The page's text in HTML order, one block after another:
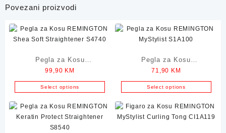
Povezani proizvodi
Pegla za Kosu
REMINGTON Shea Soft
Straightener S4740
99,90 KM
Select options
Pegla za Kosu
REMINGTON Ceramic
Straight 215
71,90 KM
Select options